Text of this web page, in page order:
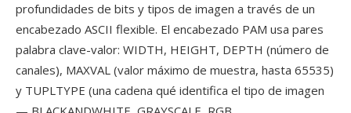
profundidades de bits y tipos de imagen a través de un
encabezado ASCII flexible. El encabezado PAM usa pares
palabra clave-valor: WIDTH, HEIGHT, DEPTH (número de
canales), MAXVAL (valor máximo de muestra, hasta 65535)
y TUPLTYPE (una cadena qué identifica el tipo de imagen